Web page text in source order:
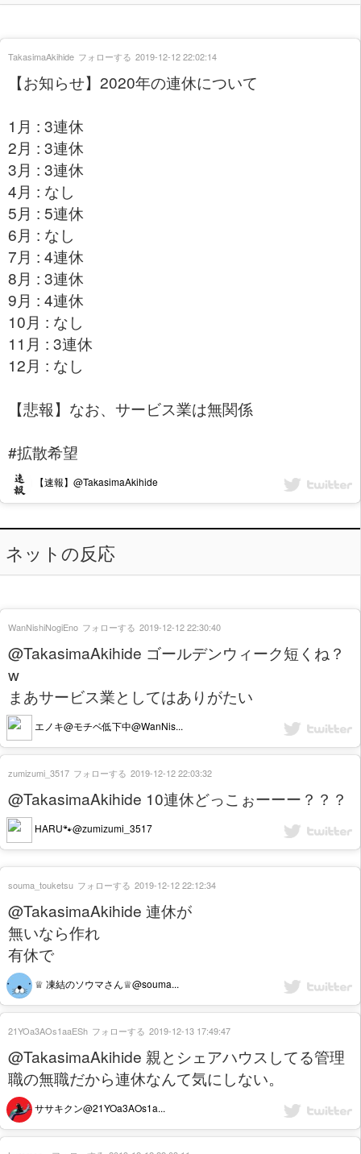
【お知らせ】2020年の連休について
1月 : 3連休
2月 : 3連休
3月 : 3連休
4月 : なし
5月 : 5連休
6月 : なし
7月 : 4連休
8月 : 3連休
9月 : 4連休
10月 : なし
11月 : 3連休
12月 : なし
【悲報】なお、サービス業は無関係
#拡散希望
【速報】@TakasimaAkihide
TakasimaAkihide フォローする 2019-12-12 22:02:14
ネットの反応
@TakasimaAkihide ゴールデンウィーク短くね？
w
まあサービス業としてはありがたい
エノキ@モチベ低下中@WanNis...
WanNishiNogiEno フォローする 2019-12-12 22:30:40
@TakasimaAkihide 10連休どっこぉーーー？？？
HARU🐾@zumizumi_3517
zumizumi_3517 フォローする 2019-12-12 22:03:32
@TakasimaAkihide 連休が
無いなら作れ
有休で
♕ 凍結のソウマさん♕@souma...
souma_touketsu フォローする 2019-12-12 22:12:34
@TakasimaAkihide 親とシェアハウスしてる管理
職の無職だから連休なんて気にしない。
ササキクン@21YOa3AOs1a...
21YOa3AOs1aaESh フォローする 2019-12-13 17:49:47